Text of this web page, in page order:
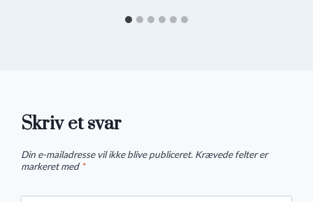
Skriv et svar
Din e-mailadresse vil ikke blive publiceret. Krævede felter er
markeret med *